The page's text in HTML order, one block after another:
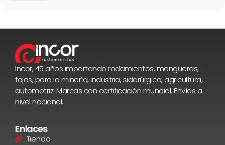
Incor, 45 años importando rodamientos, mangueras,
fajas, para la minería, industria, siderúrgica, agricultura,
automotriz. Marcas con certificación mundial. Envíos a
nivel nacional.
Enlaces
Tienda